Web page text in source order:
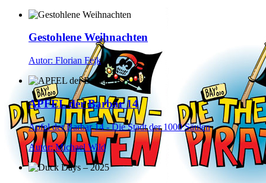
Gestohlene Weihnachten
Autor: Florian Fejk
APFEL der Barbar 14
Apfel der Barbar 14 - Die Stadt der 1000 Säulen
Autor: Michael Wild